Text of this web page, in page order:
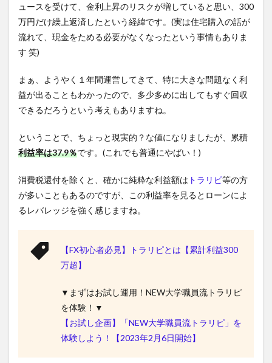
ュースを受けて、金利上昇のリスクが増していると思い、300
万円だけ繰上返済したという経緯です。(実は住宅購入の話が
流れて、現金をためる必要がなくなったという事情もありま
す 笑)
まぁ、ようやく１年間運営してきて、特に大きな問題なく利
益が出ることもわかったので、多少多めに出してもすぐ回収
できるだろうという考えもありますね。
ということで、ちょっと現実的？な値になりましたが、累積
利益率は37.9％です。(これでも普通にやばい！)
消費税還付を除くと、確かに純粋な利益額は トラリピ等の方
が多いこともあるのですが、この利益率を見るとローンによ
るレバレッジを強く感じますね。
【FX初心者必見】トラリピとは【累計利益300
万超】
▼まずはお試し運用！NEW大学職員流トラリピ
を体験！▼
【お試し企画】「NEW大学職員流トラリピ」を
体験しよう！【2023年2月6日開始】